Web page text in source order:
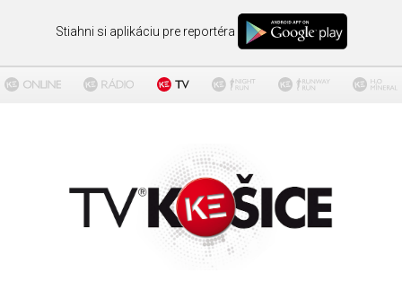
Stiahni si aplikáciu pre reportéra